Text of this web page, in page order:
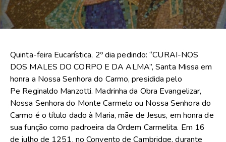
Quinta-feira Eucarística, 2º dia pedindo: “CURAI-NOS
DOS MALES DO CORPO E DA ALMA”, Santa Missa em
honra a Nossa Senhora do Carmo, presidida pelo
Pe Reginaldo Manzotti. Madrinha da Obra Evangelizar,
Nossa Senhora do Monte Carmelo ou Nossa Senhora do
Carmo é o título dado à Maria, mãe de Jesus, em honra de
sua função como padroeira da Ordem Carmelita. Em 16
de julho de 1251, no Convento de Cambridge, durante